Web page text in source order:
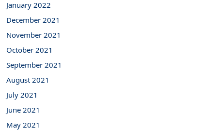
January 2022
December 2021
November 2021
October 2021
September 2021
August 2021
July 2021
June 2021
May 2021